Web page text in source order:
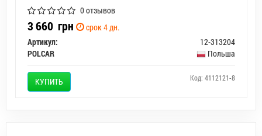
0 отзывов
3 660 грн
срок 4 дн.
Артикул:
12-313204
POLCAR
Польша
КУПИТЬ Код: 4112121-8